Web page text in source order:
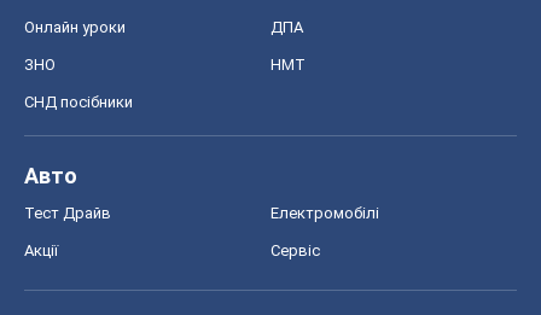
Онлайн уроки ДПА
ЗНО НМТ
СНД посібники
Авто
Тест Драйв Електромобілі
Акції Сервіс